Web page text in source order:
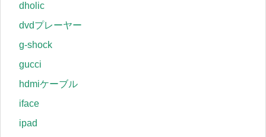
dholic
dvdプレーヤー
g-shock
gucci
hdmiケーブル
iface
ipad